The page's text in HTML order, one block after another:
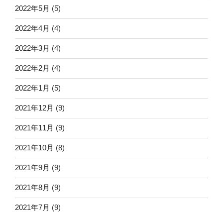
2022年5月 (5)
2022年4月 (4)
2022年3月 (4)
2022年2月 (4)
2022年1月 (5)
2021年12月 (9)
2021年11月 (9)
2021年10月 (8)
2021年9月 (9)
2021年8月 (9)
2021年7月 (9)